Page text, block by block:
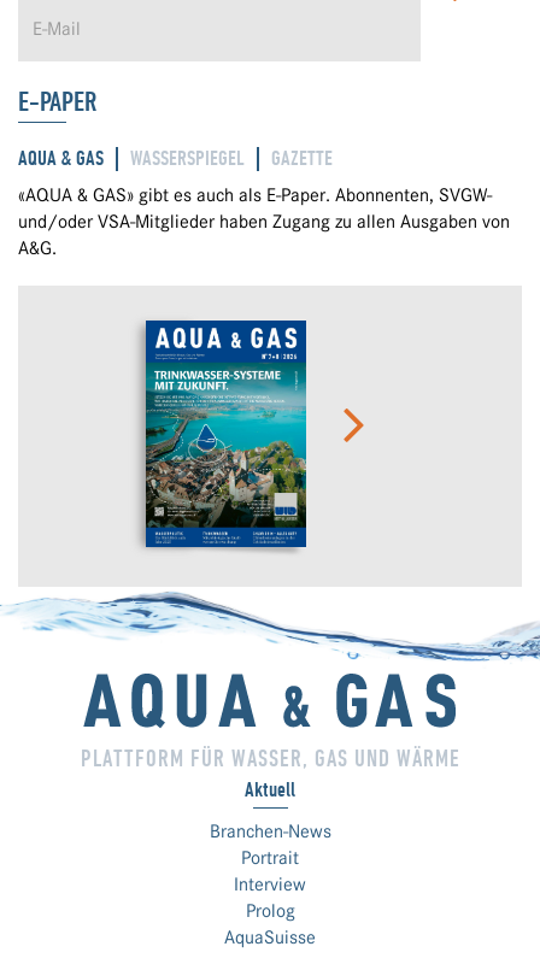
E-PAPER
AQUA & GAS WASSERSPIEGEL GAZETTE
«AQUA & GAS» gibt es auch als E-Paper. Abonnenten, SVGW-
und/oder VSA-Mitglieder haben Zugang zu allen Ausgaben von
A&G.
PLATTFORM FÜR WASSER, GAS UND WÄRME
Aktuell
Branchen-News
Portrait
Interview
Prolog
AquaSuisse